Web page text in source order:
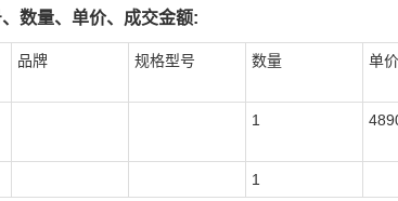
数量、单价、成交金额:
品牌 规格型号 数量 单
1
1